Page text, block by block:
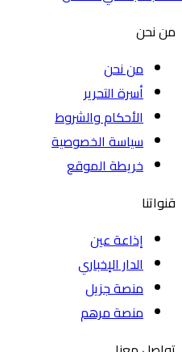
من نحن
من نحن
أسرة التحرير
الأحكام والشروط
سياسة الخصوصية
خريطة الموقع
قنواتنا
إذاعة عين
الدار الإخباري
منصة جزيل
منصة مرهم